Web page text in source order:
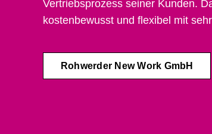
Vertriebsprozess seiner Kunden.
kostenbewusst und flexibel mit
Rohwerder New Work GmbH